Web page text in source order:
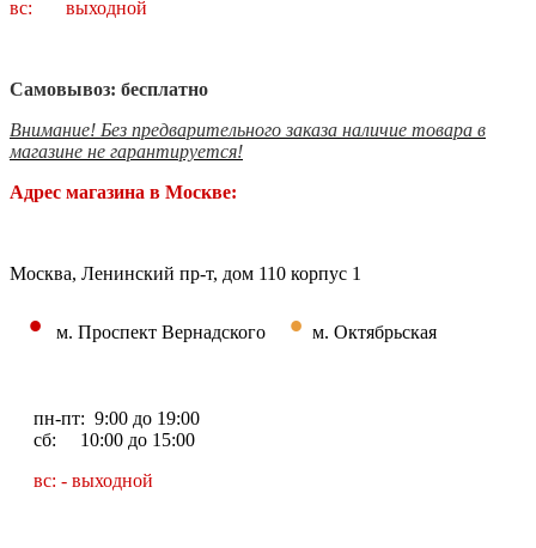
вс: выходной
Самовывоз: бесплатно
Внимание! Без предварительного заказа наличие товара в
магазине не гарантируется!
Адрес магазина в Москве:
Москва, Ленинский пр-т, дом 110 корпус 1
• м. Проспект Вернадского • м. Октябрьская
пн-пт: 9:00 до 19:00
сб: 10:00 до 15:00
вс: - выходной